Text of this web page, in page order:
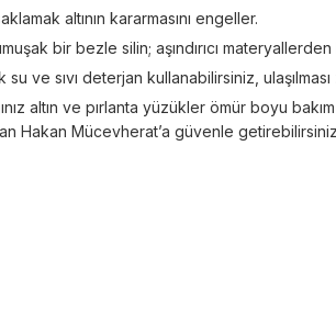
altının kararmasını engeller.
bir bezle silin; aşındırıcı materyallerden
su ve sıvı deterjan kullanabilirsiniz,
altın ve pırlanta yüzükler ömür boyu
Hakan Mücevherat’a güvenle